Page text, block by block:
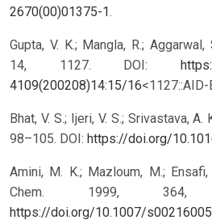
2670(00)01375-1.
Gupta, V. K.; Mangla, R.;
14, 1127. DOI:
4109(200208)14:15/16<1127::AID-
Bhat, V. S.; Ijeri, V. S.; Srivastava,
98–105. DOI: https://doi.org/
Amini, M. K.; Mazloum, M.;
Chem. 1999, 364,
https://doi.org/10.1007/